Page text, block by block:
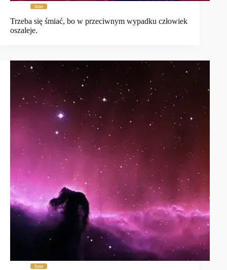
Inne
Trzeba się śmiać, bo w przeciwnym wypadku człowiek
oszaleje.
Inne